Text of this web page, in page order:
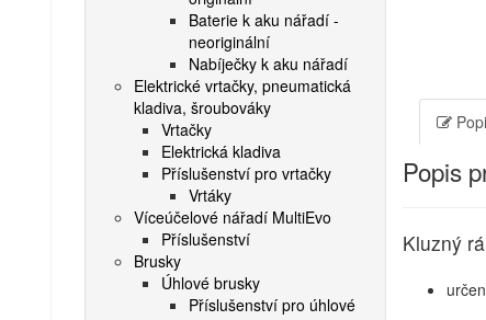
Baterie k aku nářadí -
neoriginální
Nabíječky k aku nářadí
Elektrické vrtačky, pneumatická
kladiva, šroubováky
Vrtačky
Elektrická kladiva
Příslušenství pro vrtačky
Vrtáky
Víceúčelové nářadí MultiEvo
Příslušenství
Brusky
Úhlové brusky
Příslušenství pro úhlové
Popis
Kluzný